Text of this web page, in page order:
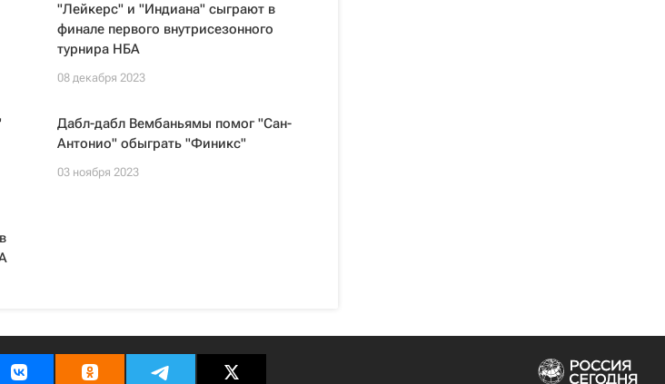
"Лейкерс" и "Индиана" сыграют в
финале первого внутрисезонного
турнира НБА
08 декабря 2023
Дабл-дабл Вембаньямы помог "Сан-
Антонио" обыграть "Финикс"
03 ноября 2023